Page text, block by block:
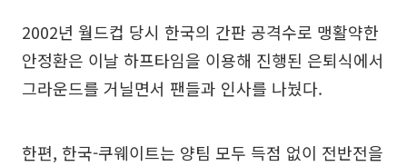
2002년 월드컵 당시 한국의 간판 공격수로 맹활약한
안정환은 이날 하프타임을 이용해 진행된 은퇴식에서
그라운드를 거닐면서 팬들과 인사를 나눴다.
한편, 한국-쿠웨이트는 양팀 모두 득점 없이 전반전을